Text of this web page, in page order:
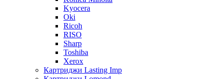
Kyocera
Oki
Ricoh
RISO
Sharp
Toshiba
Xerox
Картриджи Lasting Imp